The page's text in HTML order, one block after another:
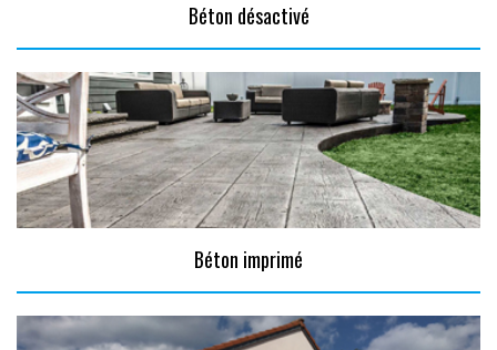
Béton désactivé
Béton imprimé